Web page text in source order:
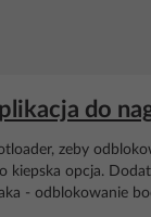
do
zeby
kiepska opcja.
- odblokowanie